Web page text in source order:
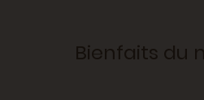
Bienfaits du